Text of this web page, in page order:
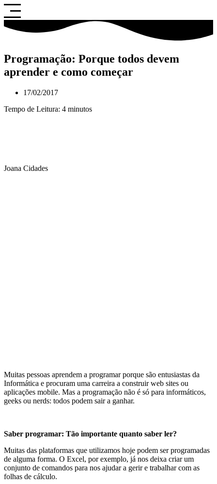
Saltar
para
o
conteúdo
Programação: Porque todos devem
aprender e como começar
17/02/2017
Tempo de Leitura: 4 minutos
Joana Cidades
Muitas pessoas aprendem a programar porque são entusiastas da
Informática e procuram uma carreira a construir web sites ou
aplicações mobile. Mas a programação não é só para informáticos,
geeks ou nerds: todos podem sair a ganhar.
Saber programar: Tão importante quanto saber ler?
Muitas das plataformas que utilizamos hoje podem ser programadas
de alguma forma. O Excel, por exemplo, já nos deixa criar um
conjunto de comandos para nos ajudar a gerir e trabalhar com as
folhas de cálculo.